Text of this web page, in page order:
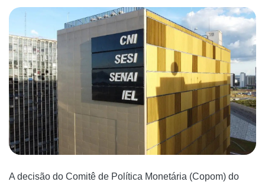
A decisão do Comitê de Política Monetária (Copom) do